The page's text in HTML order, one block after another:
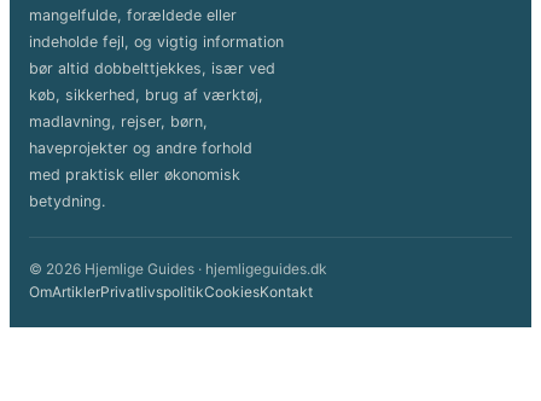
mangelfulde, forældede eller
indeholde fejl, og vigtig information
bør altid dobbelttjekkes, især ved
køb, sikkerhed, brug af værktøj,
madlavning, rejser, børn,
haveprojekter og andre forhold
med praktisk eller økonomisk
betydning.
© 2026 Hjemlige Guides · hjemligeguides.dk
OmArtiklerPrivatlivspolitikCookiesKontakt